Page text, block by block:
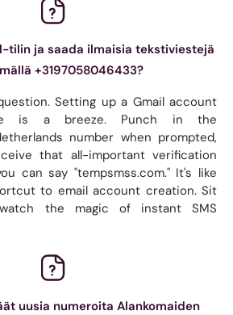
tilin ja saada ilmaisia ​​tekstiviestejä
+3197058046433?
Setting up a Gmail account
is a breeze. Punch in the
number when prompted,
that all-important verification
can say "tempsmss.com." It's like
to email account creation. Sit
the magic of instant SMS
uusia numeroita Alankomaiden